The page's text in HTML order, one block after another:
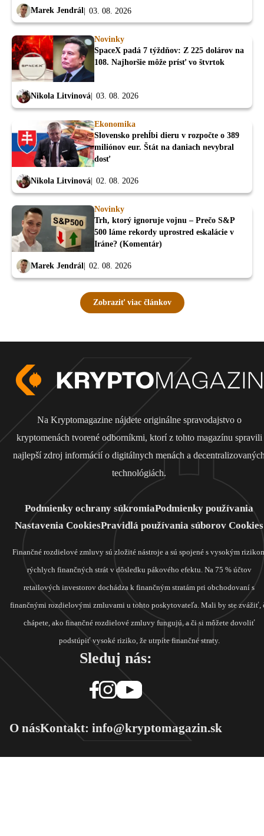
Marek Jendrál 03. 08. 2026
Novinky
SpaceX padá 7 týždňov: Z 225 dolárov na
108. Najhoršie môže prísť vo štvrtok
Nikola Litvinová 03. 08. 2026
Ekonomika
Slovensko prehĺbi dieru v rozpočte o 389
miliónov eur. Štát na daniach nevybral
dosť
Nikola Litvinová 02. 08. 2026
Novinky
Trh, ktorý ignoruje vojnu – Prečo S&P
500 láme rekordy uprostred eskalácie v
Iráne? (Komentár)
Marek Jendrál 02. 08. 2026
Zobraziť viac článkov
Na Kryptomagazine nájdete originálne spravodajstvo o
kryptomenách tvorené odborníkmi, ktorí z tohto magazínu spravili
najlepší zdroj informácií o digitálnych menách a
technológiách.
Podmienky ochrany súkromiaPodmienky používania
Nastavenia CookiesPravidlá používania súborov Cookies
Finančné rozdielové zmluvy sú zložité nástroje a sú spojené s vysokým
rýchlych finančných strát v dôsledku pákového efektu. Na 75 % účtov
retailových investorov dochádza k finančným stratám pri obchodovaní s
finančnými rozdielovými zmluvami u tohto poskytovateľa. Mali by ste zvážiť,
chápete, ako finančné rozdielové zmluvy fungujú, a či si môžete dovoliť
podstúpiť vysoké riziko, že utrpíte finančné straty.
Sleduj nás:
O násKontakt: info@kryptomagazin.sk